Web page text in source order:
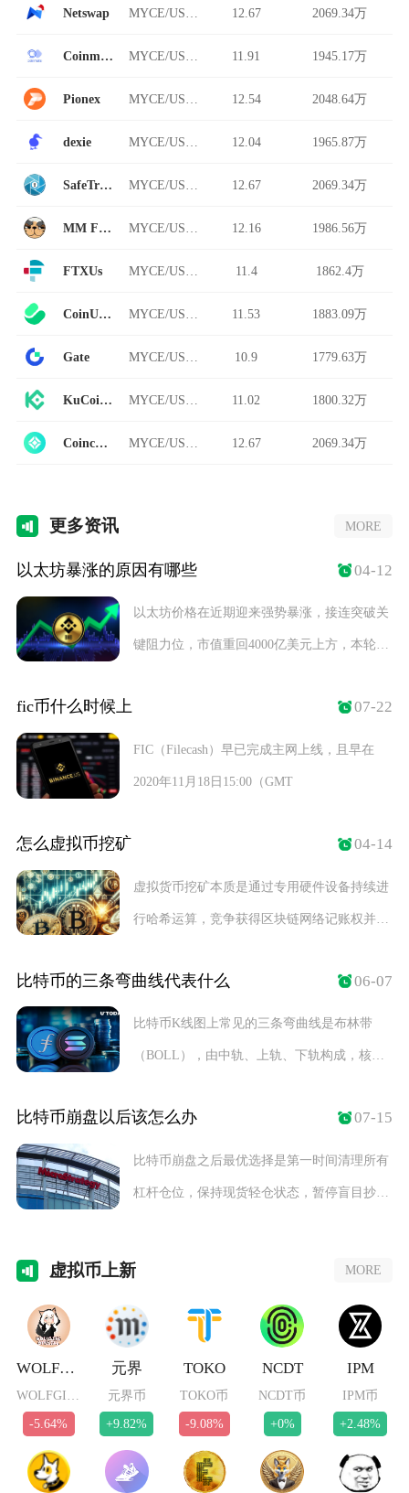
Netswap 12.67 2069.34万
Coinmate 11.91 1945.17万
Pionex 12.54 2048.64万
dexie 12.04 1965.87万
SafeTrade 12.67 2069.34万
MM Finance 12.16 1986.56万
FTXUs 11.4 1862.4万
CoinUp.io 11.53 1883.09万
Gate 10.9 1779.63万
KuCoin Futures 11.02 1800.32万
Coincheck 12.67 2069.34万
更多资讯 MORE
以太坊暴涨的原因有哪些 04-12
以太坊价格在近期迎来强势暴涨，接连突破关
键阻力位，市值重回4000亿美元上方，本轮上
fic币什么时候上 07-22
FIC（Filecash）早已完成主网上线，且早在
2020年11月18日15:00（GMT
怎么虚拟币挖矿 04-14
虚拟货币挖矿本质是通过专用硬件设备持续进
行哈希运算，竞争获得区块链网络记账权并获
比特币的三条弯曲线代表什么 06-07
比特币K线图上常见的三条弯曲线是布林带
（BOLL），由中轨、上轨、下轨构成，核心
比特币崩盘以后该怎么办 07-15
比特币崩盘之后最优选择是第一时间清理所有
杠杆仓位，保持现货轻仓状态，暂停盲目抄
虚拟币上新 MORE
WOLFGIRL
-5.64%
元界
元界币
+9.82%
TOKO
TOKO币
-9.08%
NCDT
NCDT币
+0%
IPM
IPM币
+2.48%